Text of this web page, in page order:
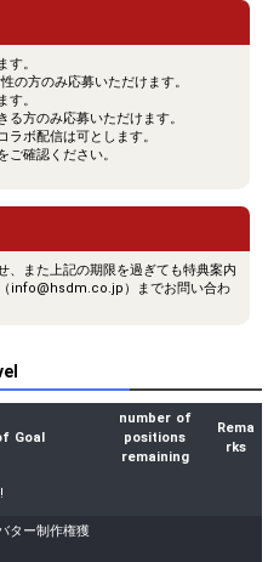
す。
の方のみ応募いただけます。
す。
る方のみ応募いただけます。
ラボ配信は可とします。
確認ください。
、また上記の期限を過ぎても特典案内
info@hsdm.co.jp）までお問い合わ
Goal
number of
positions
remaining
Rema
rks
ター制作権獲